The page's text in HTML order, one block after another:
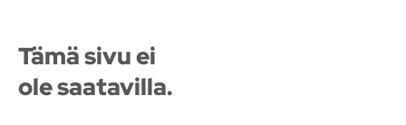
Tämä sivu ei
ole saatavilla.